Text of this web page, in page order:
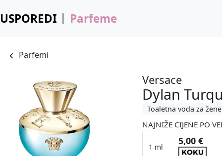
USPOREDI Parfeme
Parfemi
Versace
Dylan
Toaletna voda za žene
NAJNIŽE CIJENE PO
1 ml
5,00 €